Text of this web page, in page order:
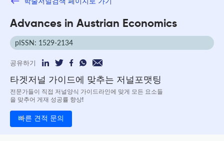
Advances in Austrian Economics
pISSN: 1529-2134
공유하기
타겟저널 가이드에 맞추는 저널포맷팅
전문가들이 직접 저널양식 가이드라인에 맞게 모든 요소들
을 맞추어 게재 성공률 향상!
빠른 견적 문의